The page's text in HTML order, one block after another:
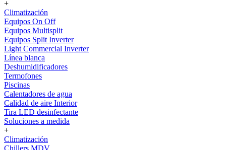
+
Climatización
Equipos On Off
Equipos Multisplit
Equipos Split Inverter
Light Commercial Inverter
Línea blanca
Deshumidificadores
Termofones
Piscinas
Calentadores de agua
Calidad de aire Interior
Tira LED desinfectante
Soluciones a medida
+
Climatización
Chillers MDV